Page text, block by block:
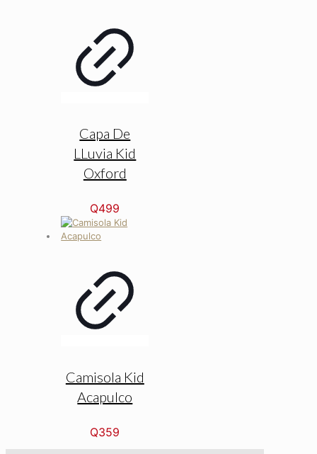
Capa De
LLuvia Kid
Oxford
Q499
Camisola Kid
Acapulco
Q359